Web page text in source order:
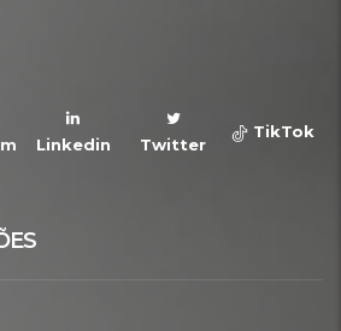
Linkedin Twitter
TikTok